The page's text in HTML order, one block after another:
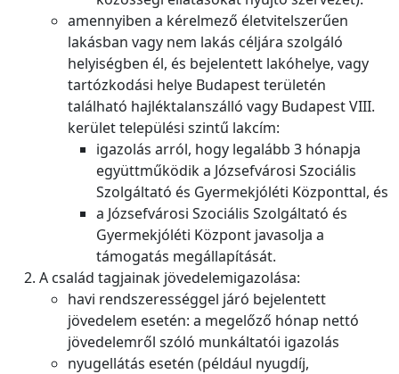
amennyiben a kérelmező életvitelszerűen
lakásban vagy nem lakás céljára szolgáló
helyiségben él, és bejelentett lakóhelye, vagy
tartózkodási helye Budapest területén
található hajléktalanszálló vagy Budapest VIII.
kerület települési szintű lakcím:
igazolás arról, hogy legalább 3 hónapja
együttműködik a Józsefvárosi Szociális
Szolgáltató és Gyermekjóléti Központtal, és
a Józsefvárosi Szociális Szolgáltató és
Gyermekjóléti Központ javasolja a
támogatás megállapítását.
A család tagjainak jövedelemigazolása:
havi rendszerességgel járó bejelentett
jövedelem esetén: a megelőző hónap nettó
jövedelemről szóló munkáltatói igazolás
nyugellátás esetén (például nyugdíj,